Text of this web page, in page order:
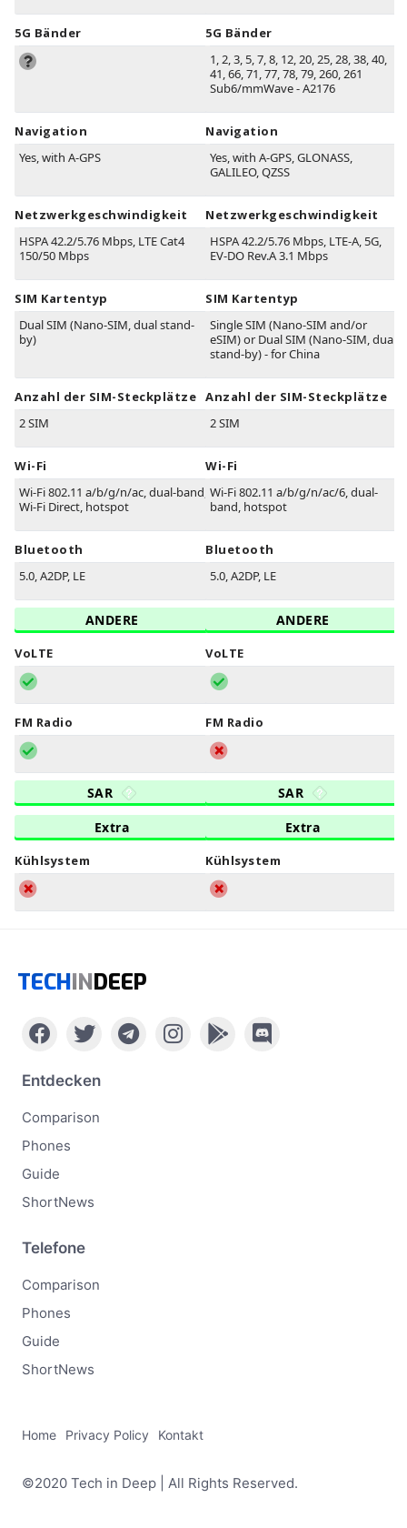
5G Bänder
Navigation
Yes, with A-GPS
Netzwerkgeschwindigkeit
HSPA 42.2/5.76 Mbps, LTE Cat4
150/50 Mbps
SIM Kartentyp
Dual SIM (Nano-SIM, dual stand-
by)
Anzahl der SIM-Steckplätze
2 SIM
Wi-Fi
Wi-Fi 802.11 a/b/g/n/ac, dual-band,
Wi-Fi Direct, hotspot
Bluetooth
5.0, A2DP, LE
ANDERE
VoLTE
FM Radio
SAR
Extra
Kühlsystem
5G Bänder
1, 2, 3, 5, 7, 8, 12, 20, 25, 28, 38, 40,
41, 66, 71, 77, 78, 79, 260, 261
Sub6/mmWave - A2176
Navigation
Yes, with A-GPS, GLONASS,
GALILEO, QZSS
Netzwerkgeschwindigkeit
HSPA 42.2/5.76 Mbps, LTE-A, 5G,
EV-DO Rev.A 3.1 Mbps
SIM Kartentyp
Single SIM (Nano-SIM and/or
eSIM) or Dual SIM (Nano-SIM, dual
stand-by) - for China
Anzahl der SIM-Steckplätze
2 SIM
Wi-Fi
Wi-Fi 802.11 a/b/g/n/ac/6, dual-
band, hotspot
Bluetooth
5.0, A2DP, LE
ANDERE
VoLTE
FM Radio
SAR
Extra
Kühlsystem
TECHINDEEP
Entdecken
Comparison
Phones
Guide
ShortNews
Telefone
Comparison
Phones
Guide
ShortNews
Home Privacy Policy Kontakt
©2020 Tech in Deep | All Rights Reserved.